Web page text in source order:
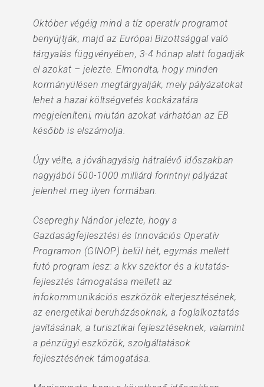
Október végéig mind a tíz operatív programot
benyújtják, majd az Európai Bizottsággal való
tárgyalás függvényében, 3-4 hónap alatt fogadják
el azokat – jelezte. Elmondta, hogy minden
kormányülésen megtárgyalják, mely pályázatokat
lehet a hazai költségvetés kockázatára
megjeleníteni, miután azokat várhatóan az EB
később is elszámolja.
Úgy vélte, a jóváhagyásig hátralévő időszakban
nagyjából 500-1000 milliárd forintnyi pályázat
jelenhet meg ilyen formában.
Csepreghy Nándor jelezte, hogy a
Gazdaságfejlesztési és Innovációs Operatív
Programon (GINOP) belül hét, egymás mellett
futó program lesz: a kkv szektor és a kutatás-
fejlesztés támogatása mellett az
infokommunikációs eszközök elterjesztésének,
az energetikai beruházásoknak, a foglalkoztatás
javításának, a turisztikai fejlesztéseknek, valamint
a pénzügyi eszközök, szolgáltatások
fejlesztésének támogatása.